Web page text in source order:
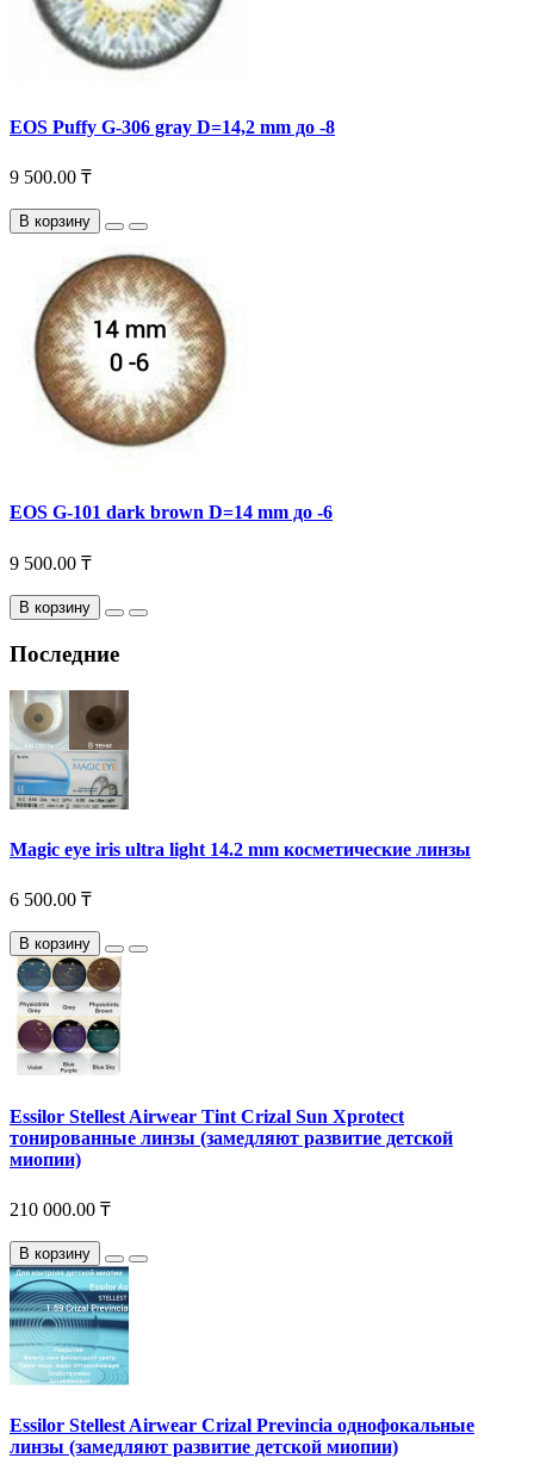
EOS Puffy G-306 gray D=14,2 mm до -8
9 500.00 ₸
В корзину
EOS G-101 dark brown D=14 mm до -6
9 500.00 ₸
В корзину
Последние
Magic eye iris ultra light 14.2 mm косметические линзы
6 500.00 ₸
В корзину
Essilor Stellest Airwear Tint Crizal Sun Xprotect
тонированные линзы (замедляют развитие детской
миопии)
210 000.00 ₸
В корзину
Essilor Stellest Airwear Crizal Previncia однофокальные
линзы (замедляют развитие детской миопии)